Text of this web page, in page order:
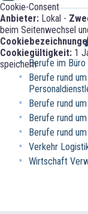
Cookie-Consent
Anbieter: Lokal -
beim Seitenwechsel
Cookiegültigkeit: 1
speichernBerufe im
Berufe rund
Berufe rund
Berufe rund
Berufe rund
Verkehr
Wirtschaft